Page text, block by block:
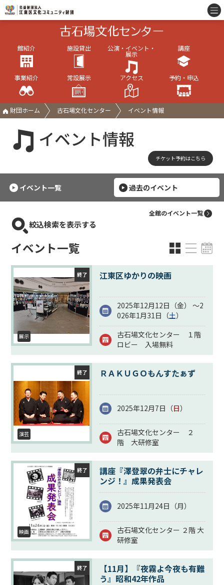
館紹介 施設貸出 公演・イベント・
展示
講座
事業紹介 常設展示 アクセス 予約・申込
財団ホーム 古石場文化センター イベント情報
イベント情報
チケット予約はこちら
イベント一覧 過去のイベント
絞込検索を表示する
全館のイベント一覧
イベント一覧
終了
展示
江東区ゆかりの映画
2025年12月12日（金） ～2
026年1月31日（土）
古石場文化センター １階
ロビー 入場無料
終了
演芸
ＲＡＫＵＧＯもんすたぁず
2025年12月7日（日）
古石場文化センター ２
階 大研修室
終了
映画
講座『澤登翠の弁士にチャレ
ンジ！』成果発表会
2025年11月24日（月）
古石場文化センター ２階 大
研修室
終了
【11月】『夜霧よ今夜も有難
う』昭和42年作品